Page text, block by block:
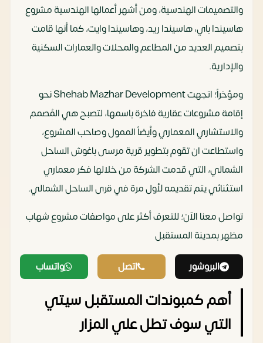
والتصميمات الهندسية، ومن أشهر أعمالها الهندسية مشروع
هاسيندا باي، هاسيندا ريد، وهاسيندا وايت، كما أنها قامت
بتصميم العديد من المطاعم والمحلات والعمارات السكنية
والإدارية.
ومؤخراً؛ اتجهت Shehab Mazhar Development نحو
إقامة مشروعات عقارية فاخرة باسمها، لتصبح هي المُصمم
والاستشاري المعماري وأيضاً الممول وصاحب المشروع،
واستطاعت ان تقوم بتطوير قرية مرسى باغوش الساحل
الشمالي، التي قدمت الشركة من خلالها فكر معماري
استثنائي يتم تقديمه لأول مرة في قرى الساحل الشمالي.
تواصل معنا الآن؛ للتعرف أكثر على مواصفات مشروع شهاب
مظهر بمدينة المستقبل‏
البروشور اتصل واتساب
أهم كمبوندات المستقبل سيتي
التي سوف تطل علي المزار